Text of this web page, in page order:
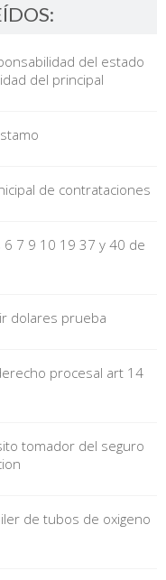
del estado
del principal
de contrataciones
7 9 10 19 37 y 40 de
dolares prueba
procesal art 14
tomador del seguro
de tubos de oxigeno